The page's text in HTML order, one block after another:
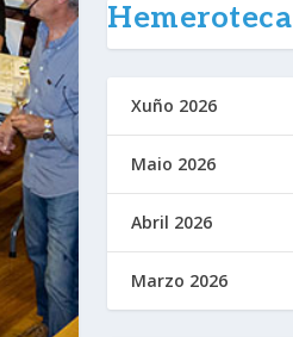
Hemeroteca
Xuño 2026
Maio 2026
Abril 2026
Marzo 2026